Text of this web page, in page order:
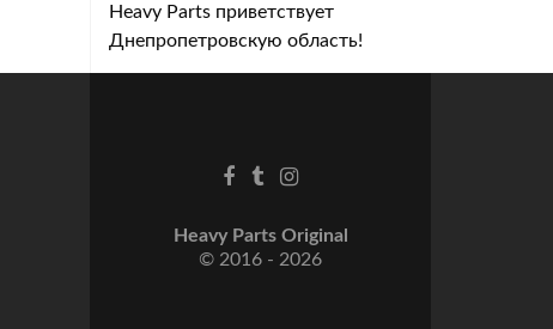
Heavy Parts приветствует
Днепропетровскую область!
Heavy Parts Original
© 2016 - 2026